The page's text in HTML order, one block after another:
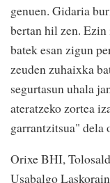
genuen. Gidaria
bertan hil zen. Ezin
batek esan zigun
zeuden zuhaixka
segurtasun uhala
ateratzeko zortea
garrantzitsua" dela
Orixe BHI,
Usabalgo